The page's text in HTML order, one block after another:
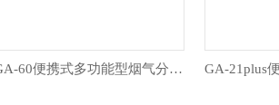
GA-60便携式多功能型烟气分析仪